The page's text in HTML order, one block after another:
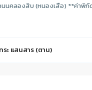
นคลองสิบ (หนองเสือ) **ค่าพิกั
แสนสาร (ตาน)